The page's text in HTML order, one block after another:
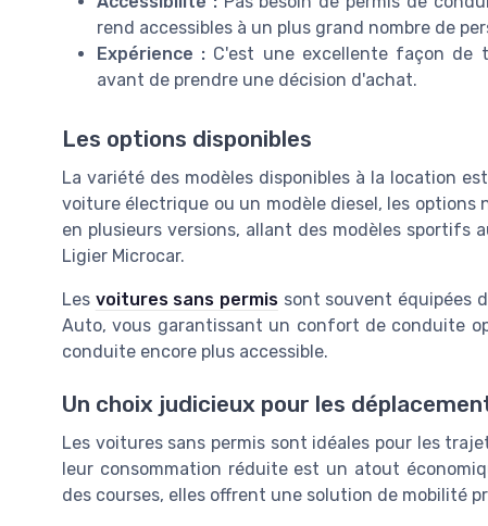
rend accessibles à un plus grand nombre de
Expérience : C'est une excellente façon de
avant de prendre une décision d'achat.
Les options disponibles
La variété des modèles disponibles à la location
voiture électrique ou un modèle diesel, les options
en plusieurs versions, allant des modèles sportifs
Ligier Microcar.
Les voitures sans permissont souvent équipées
Auto, vous garantissant un confort de conduite
conduite encore plus accessible.
Un choix judicieux pour les
Les voitures sans permis sont idéales pour les
leur consommation réduite est un atout
des courses, elles offrent une solution de mobilité